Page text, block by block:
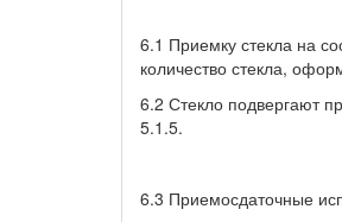
6.1 Приемку стекла на
количество стекла,
6.2 Стекло подвергают
5.1.5.
6.3 Приемосдаточные